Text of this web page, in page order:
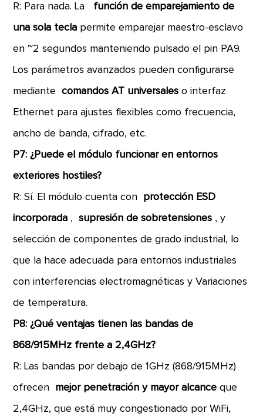
R: Para nada. La
función de emparejamiento de
una sola tecla permite emparejar maestro-esclavo
en ~2 segundos manteniendo pulsado el pin PA9.
Los parámetros avanzados pueden configurarse
mediantecomandos AT universaleso interfaz
Ethernet para ajustes flexibles como frecuencia,
ancho de banda, cifrado, etc.
P7: ¿Puede el módulo funcionar en entornos
exteriores hostiles?
R: Sí. El módulo cuenta con protección ESD
incorporada ,supresión de sobretensiones , y
selección de componentes de grado industrial, lo
que la hace adecuada para entornos industriales
con interferencias electromagnéticas y Variaciones
de temperatura.
P8: ¿Qué ventajas tienen las bandas de
868/915MHz frente a 2,4GHz?
R: Las bandas por debajo de 1GHz (868/915MHz)
ofrecen mejor penetración y mayor alcanceque
2,4GHz, que está muy congestionado por WiFi,